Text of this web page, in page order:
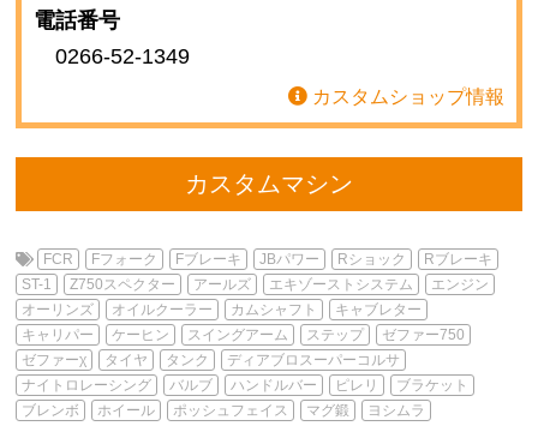
電話番号
0266-52-1349
カスタムショップ情報
カスタムマシン
FCR Fフォーク Fブレーキ JBパワー Rショック
Rブレーキ
ST-1
Z750スペクター アールズ エキゾーストシステム
エンジン
オーリンズ
オイルクーラー カムシャフト
キャブレター
キャリパー
ケーヒン スイングアーム ステップ
ゼファー750
ゼファーχ
タイヤ タンク
ディアブロスーパーコルサ
ナイトロレーシング
バルブ ハンドルバー ピレリ
ブラケット
ブレンボ
ホイール ポッシュフェイス マグ鍛 ヨシムラ